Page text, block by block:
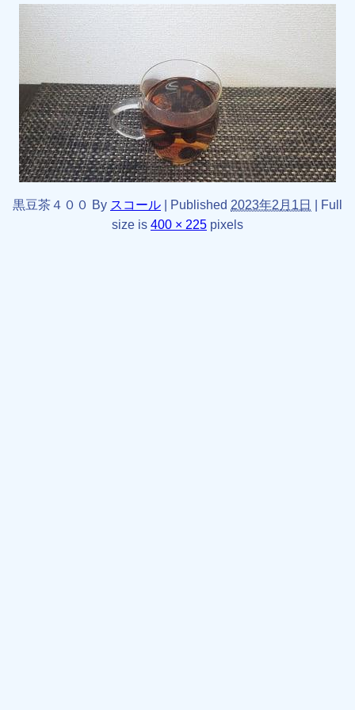
黒豆茶４００ By スコール Published 2023年2月1日
Full
size is 400 × 225 pixels